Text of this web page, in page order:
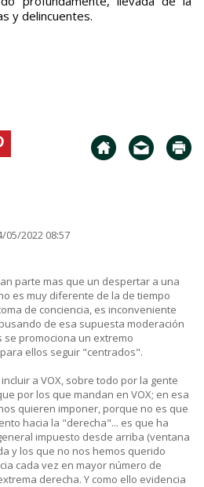
y delincuentes.
05/2022 08:57
parte mas que un despertar a una
es muy diferente de la de tiempo
de conciencia, es inconveniente
de esa supuesta moderación
promociona un extremo
ellos seguir "centrados".
a VOX, sobre todo por la gente
por los que mandan en VOX; en esa
quieren imponer, porque no es que
hacia la "derecha"... es que ha
impuesto desde arriba (ventana
y los que no nos hemos querido
cada vez en mayor número de
derecha. Y como ello evidencia